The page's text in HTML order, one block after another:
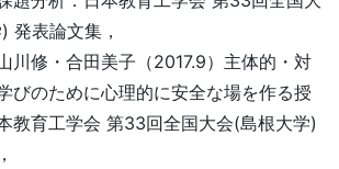
発表論文集，
川修・合田美子（2017.9）主体的・対
びのために心理的に安全な場を作る授
教育工学会 第33回全国大会(島根大学)